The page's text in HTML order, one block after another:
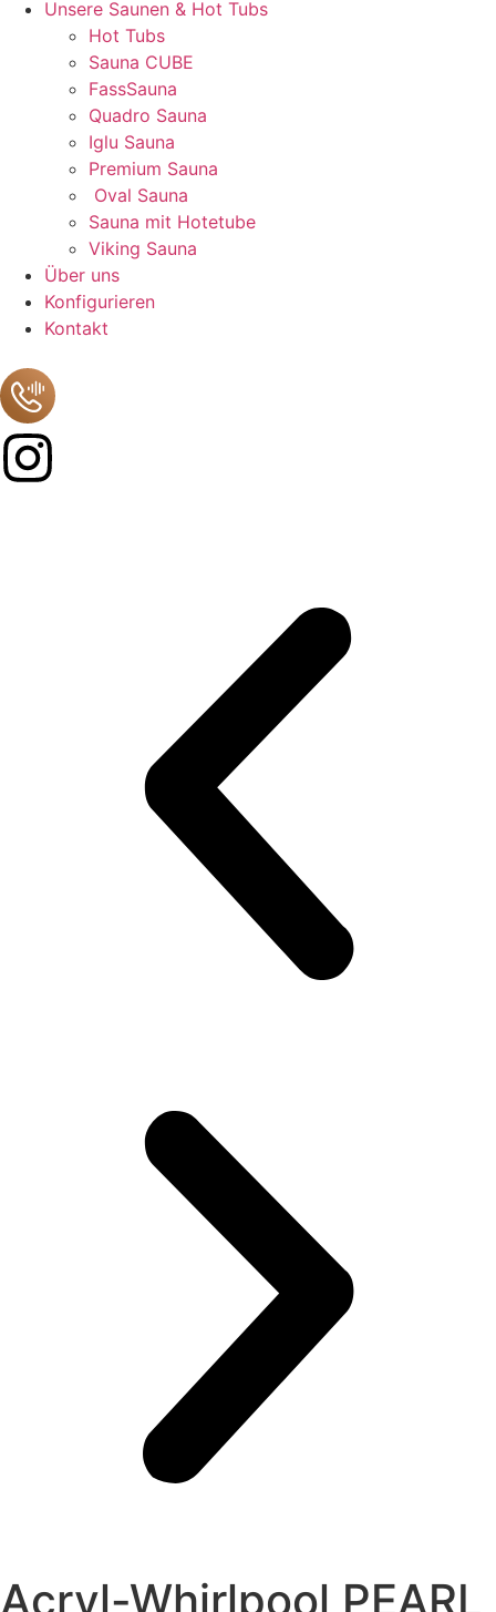
Unsere Saunen & Hot Tubs
Hot Tubs
Sauna CUBE
FassSauna
Quadro Sauna
Iglu Sauna
Premium Sauna
Oval Sauna
Sauna mit Hotetube
Viking Sauna
Über uns
Konfigurieren
Kontakt
Acryl-Whirlpool PEARL